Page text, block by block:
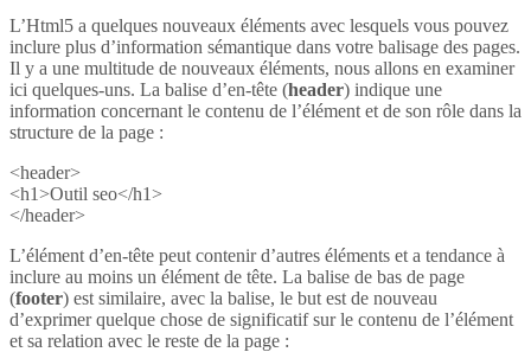
L’Html5 a quelques nouveaux éléments avec lesquels vous pouvez
inclure plus d’information sémantique dans votre balisage des pages.
Il y a une multitude de nouveaux éléments, nous allons en examiner
ici quelques-uns. La balise d’en-tête (header) indique une
information concernant le contenu de l’élément et de son rôle dans la
structure de la page :
<header>
<h1>Outil seo</h1>
</header>
L’élément d’en-tête peut contenir d’autres éléments et a tendance à
inclure au moins un élément de tête. La balise de bas de page
(footer) est similaire, avec la balise, le but est de nouveau
d’exprimer quelque chose de significatif sur le contenu de l’élément
et sa relation avec le reste de la page :